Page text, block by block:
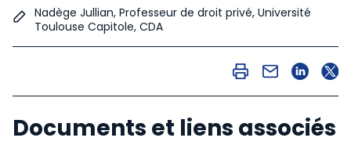
Nadège Jullian, Professeur de droit privé, Université
Toulouse Capitole, CDA
Documents et liens associés